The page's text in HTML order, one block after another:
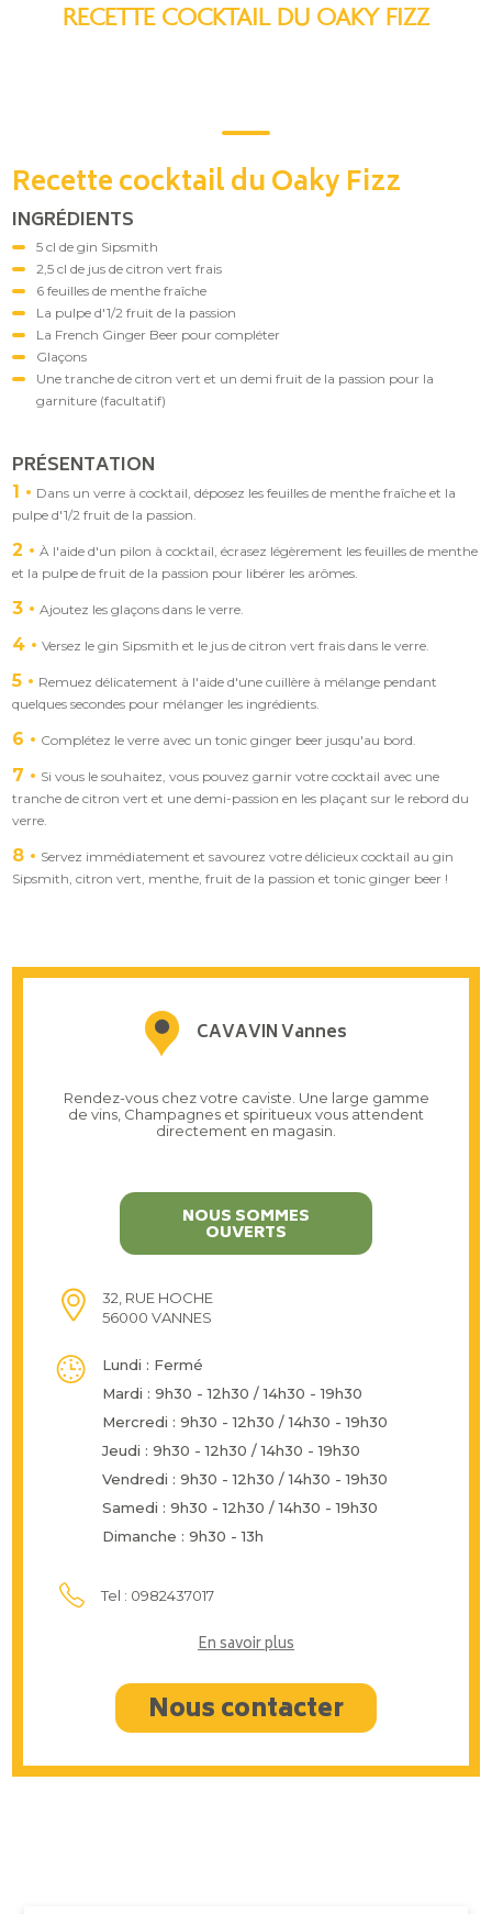
RECETTE COCKTAIL DU OAKY FIZZ
Recette cocktail du Oaky Fizz
INGRÉDIENTS
5 cl de gin Sipsmith
2,5 cl de jus de citron vert frais
6 feuilles de menthe fraîche
La pulpe d'1/2 fruit de la passion
La French Ginger Beer pour compléter
Glaçons
Une tranche de citron vert et un demi fruit de la passion pour la
garniture (facultatif)
PRÉSENTATION
1
Dans un verre à cocktail, déposez les feuilles de menthe fraîche et la
pulpe d'1/2 fruit de la passion.
2
À l'aide d'un pilon à cocktail, écrasez légèrement les feuilles de menthe
et la pulpe de fruit de la passion pour libérer les arômes.
3 Ajoutez les glaçons dans le verre.
4 Versez le gin Sipsmith et le jus de citron vert frais dans le verre.
5
Remuez délicatement à l'aide d'une cuillère à mélange pendant
quelques secondes pour mélanger les ingrédients.
6 Complétez le verre avec un tonic ginger beer jusqu'au bord.
7
Si vous le souhaitez, vous pouvez garnir votre cocktail avec une
tranche de citron vert et une demi-passion en les plaçant sur le rebord du
verre.
8
Servez immédiatement et savourez votre délicieux cocktail au gin
Sipsmith, citron vert, menthe, fruit de la passion et tonic ginger beer !
CAVAVIN Vannes
Rendez-vous chez votre caviste. Une large gamme
de vins, Champagnes et spiritueux vous attendent
directement en magasin.
NOUS SOMMES
OUVERTS
32, RUE HOCHE
56000 VANNES
Lundi : Fermé
Mardi : 9h30 - 12h30 / 14h30 - 19h30
Mercredi : 9h30 - 12h30 / 14h30 - 19h30
Jeudi : 9h30 - 12h30 / 14h30 - 19h30
Vendredi : 9h30 - 12h30 / 14h30 - 19h30
Samedi : 9h30 - 12h30 / 14h30 - 19h30
Dimanche : 9h30 - 13h
Tel : 0982437017
En savoir plus
Nous contacter